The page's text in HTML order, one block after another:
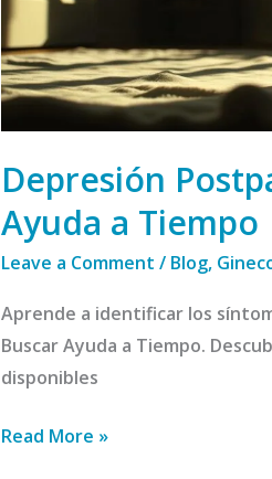
Depresión
Ayuda a Tiempo
Leave a Comment / Blog,
Aprende a identificar los
Buscar Ayuda a Tiempo.
disponibles
Read More »